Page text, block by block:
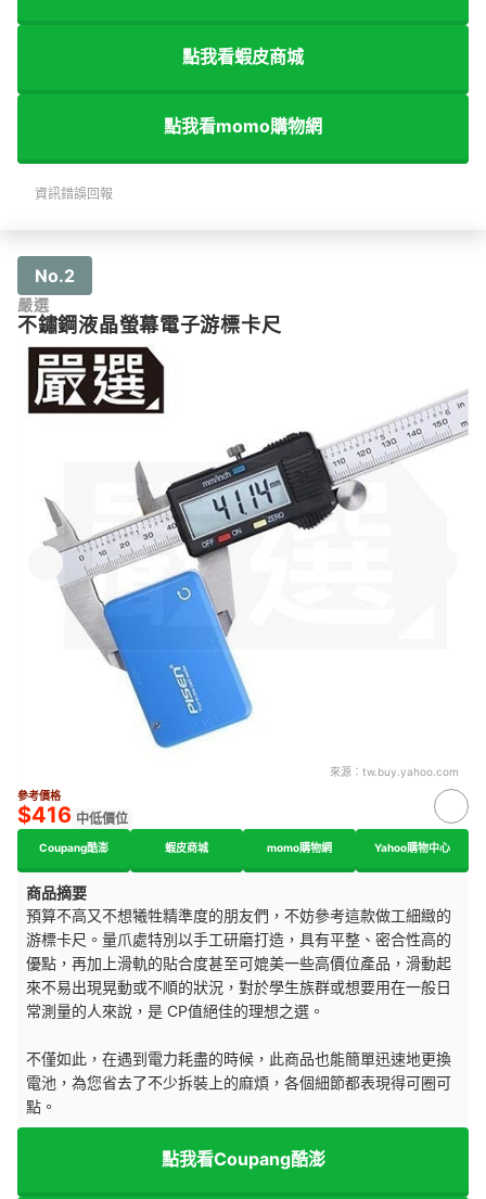
點我看蝦皮商城
點我看momo購物網
資訊錯誤回報
No.2
嚴選
不鏽鋼液晶螢幕電子游標卡尺
來源： tw.buy.yahoo.com
參考價格
$416 中低價位
Coupang酷澎 蝦皮商城 momo購物網 Yahoo購物中心
商品摘要
預算不高又不想犧牲精準度的朋友們，不妨參考這款做工細緻的
游標卡尺。量爪處特別以手工研磨打造，具有平整、密合性高的
優點，再加上滑軌的貼合度甚至可媲美一些高價位產品，滑動起
來不易出現晃動或不順的狀況，對於學生族群或想要用在一般日
常測量的人來說，是 CP值絕佳的理想之選。
不僅如此，在遇到電力耗盡的時候，此商品也能簡單迅速地更換
電池，為您省去了不少拆裝上的麻煩，各個細節都表現得可圈可
點。
點我看Coupang酷澎